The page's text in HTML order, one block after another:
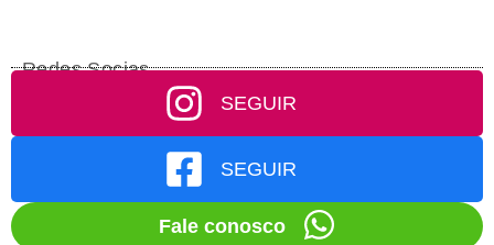
Redes Socias
SEGUIR
SEGUIR
Fale conosco